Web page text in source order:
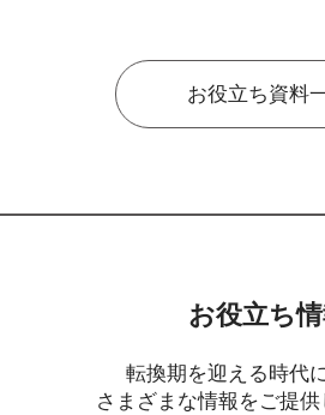
お役立ち資料
お役立ち
転換期を迎える時代
さまざまな情報をご提供